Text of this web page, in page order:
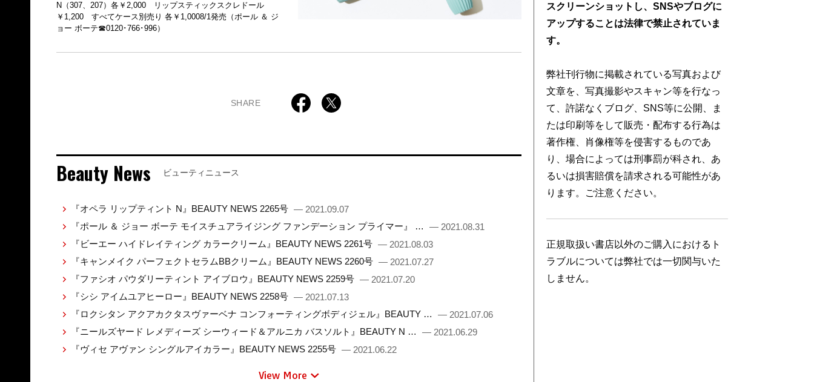
N（307、207）各￥2,000 リップスティックスクレドール
￥1,200 すべてケース別売り 各￥1,0008/1発売（ポール ＆ ジ
ョー ボーテ☎0120･766･996）
SHARE
Beauty News ビューティニュース
『オペラ リップティント N』BEAUTY NEWS 2265号 — 2021.09.07
『ポール ＆ ジョー ボーテ モイスチュアライジング ファンデーション プライマー』 …
— 2021.08.31
『ビーエー ハイドレイティング カラークリーム』BEAUTY NEWS 2261号 — 2021.08.03
『キャンメイク パーフェクトセラムBBクリーム』BEAUTY NEWS 2260号 — 2021.07.27
『ファシオ パウダリーティント アイブロウ』BEAUTY NEWS 2259号 — 2021.07.20
『シシ アイムユアヒーロー』BEAUTY NEWS 2258号 — 2021.07.13
『ロクシタン アクアカクタスヴァーベナ コンフォーティングボディジェル』BEAUTY …
— 2021.07.06
『ニールズヤード レメディーズ シーウィード＆アルニカ バスソルト』BEAUTY N …
— 2021.06.29
『ヴィセ アヴァン シングルアイカラー』BEAUTY NEWS 2255号 — 2021.06.22
View More
スクリーンショットし、SNSやブログに
アップすることは法律で禁止されていま
す。
弊社刊行物に掲載されている写真および
文章を、写真撮影やスキャン等を行なっ
て、許諾なくブログ、SNS等に公開、ま
たは印刷等をして販売・配布する行為は
著作権、肖像権等を侵害するものであ
り、場合によっては刑事罰が科され、あ
るいは損害賠償を請求される可能性があ
ります。ご注意ください。
正規取扱い書店以外のご購入におけるト
ラブルについては弊社では一切関与いた
しません。